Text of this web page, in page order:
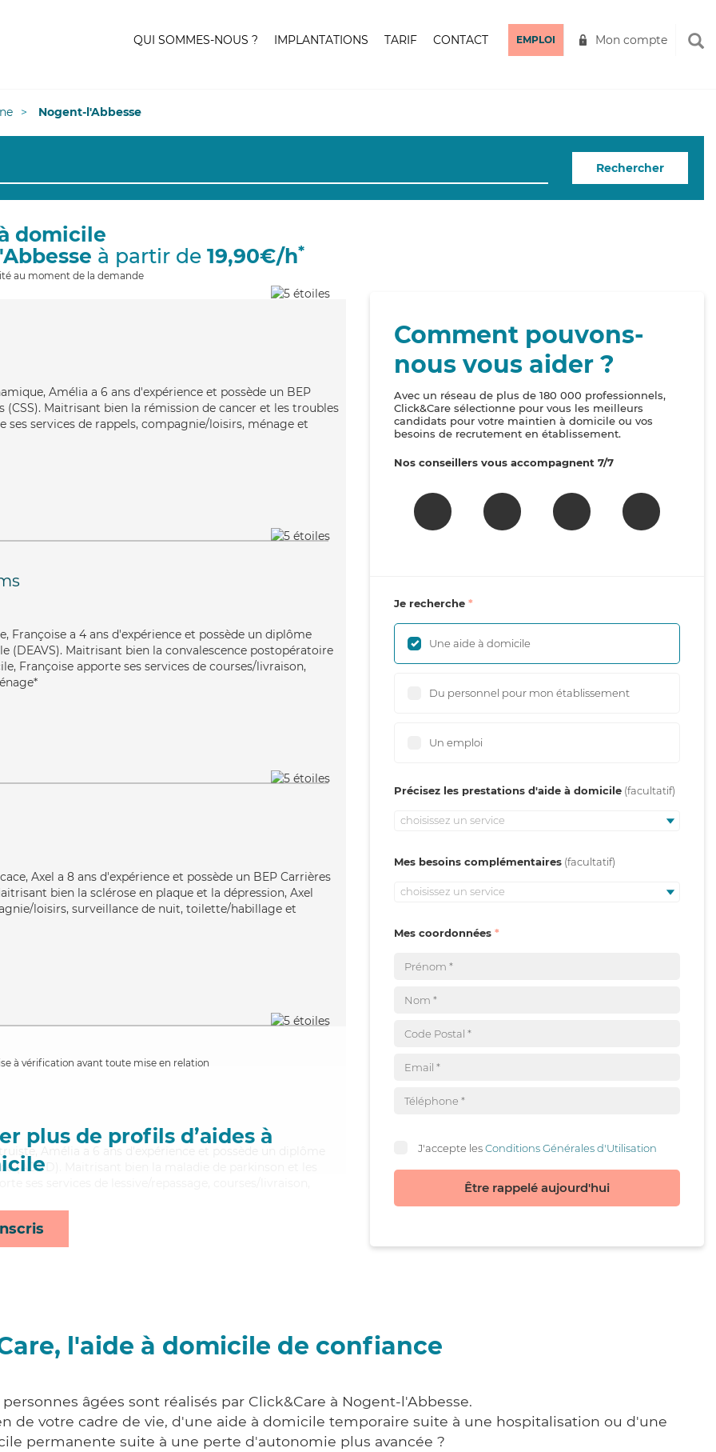
QUI SOMMES-NOUS ? IMPLANTATIONS TARIF CONTACT EMPLOI Mon compte
Nogent-l'Abbesse
Rechercher
domicile
à partir de 19,90€/h*
au moment de la demande
Amélia a 6 ans d'expérience et possède un BEP
(CSS). Maitrisant bien la rémission de cancer et les troubles
ses services de rappels, compagnie/loisirs, ménage et
Françoise a 4 ans d'expérience et possède un diplôme
(DEAVS). Maitrisant bien la convalescence postopératoire
Françoise apporte ses services de courses/livraison,
Axel a 8 ans d'expérience et possède un BEP Carrières
bien la sclérose en plaque et la dépression, Axel
loisirs, surveillance de nuit, toilette/habillage et
à vérification avant toute mise en relation
plus de profils d’aides à
Amélia a 6 ans d'expérience et possède un diplôme
(ADVD). Maitrisant bien la maladie de parkinson et les
Comment pouvons-
nous vous aider ?
Avec un réseau de plus de 180 000 professionnels,
Click&Care sélectionne pour vous les meilleurs
candidats pour votre maintien à domicile ou vos
besoins de recrutement en établissement.
Nos conseillers vous accompagnent 7/7
Je recherche
Une aide à domicile
Du personnel pour mon établissement
Un emploi
Précisez les prestations d'aide à domicile
choisissez un service
Mes besoins complémentaires
choisissez un service
Mes coordonnées
J'accepte lesConditions Générales d'Utilisation
Être rappelé aujourd'hui
l'aide à domicile de confiance
personnes âgées sont réalisés par Click&Care à Nogent-l'Abbesse.
de votre cadre de vie, d'une aide à domicile temporaire suite à une hospitalisation ou d'une
permanente suite à une perte d'autonomie plus avancée ?